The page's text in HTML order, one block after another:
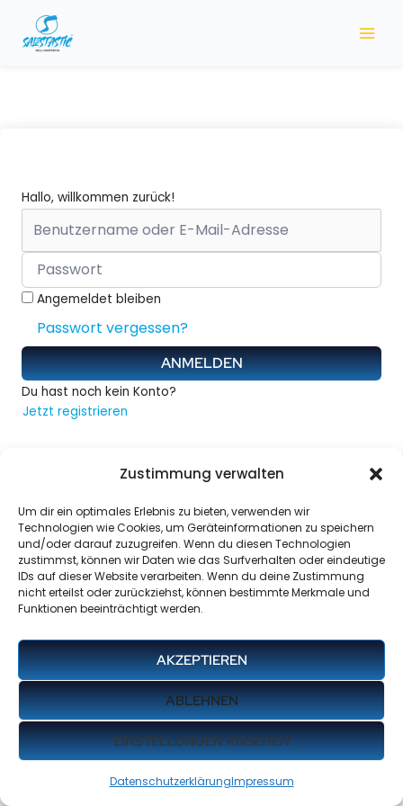
Zustimmung verwalten
Um dir ein optimales Erlebnis zu bieten, verwenden wir
Technologien wie Cookies, um Geräteinformationen zu speichern
und/oder darauf zuzugreifen. Wenn du diesen Technologien
zustimmst, können wir Daten wie das Surfverhalten oder eindeutige
IDs auf dieser Website verarbeiten. Wenn du deine Zustimmung
nicht erteilst oder zurückziehst, können bestimmte Merkmale und
Funktionen beeinträchtigt werden.
AKZEPTIEREN
ABLEHNEN
EINSTELLUNGEN ANSEHEN
DatenschutzerklärungImpressum
Inhalt
springen
Hallo, willkommen zurück!
Angemeldet bleiben
Passwort vergessen?
ANMELDEN
Du hast noch kein Konto?
Jetzt registrieren